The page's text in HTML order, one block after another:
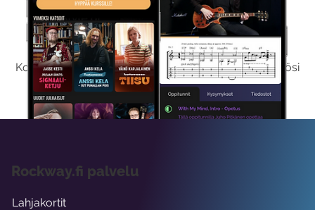
Kokeile Ilmaiseksi
Kokeilemalla ilmaiseksi saat koko sisältömme käyttöösi
viikon ajaksi.
Rockway.fi palvelu
Lahjakortit